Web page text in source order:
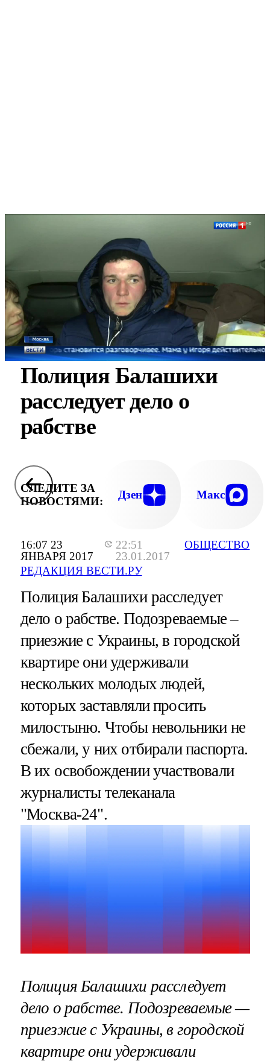
16:07 23
ЯНВАРЯ 2017
22:51
23.01.2017
РЕДАКЦИЯ ВЕСТИ.РУ
ОБЩЕСТВО
Полиция Балашихи
расследует дело о
рабстве
СЛЕДИТЕ ЗА
НОВОСТЯМИ:
Дзен Макс
Полиция Балашихи расследует
дело о рабстве. Подозреваемые –
приезжие с Украины, в городской
квартире они удерживали
нескольких молодых людей,
которых заставляли просить
милостыню. Чтобы невольники не
сбежали, у них отбирали паспорта.
В их освобождении участвовали
журналисты телеканала
"Москва-24".
Полиция Балашихи расследует
дело о рабстве. Подозреваемые —
приезжие с Украины, в городской
квартире они удерживали